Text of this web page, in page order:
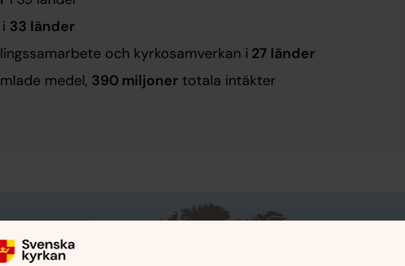
33 länder
och kyrkosamverkan i 27 länder
medel, 390 miljonertotala intäkter